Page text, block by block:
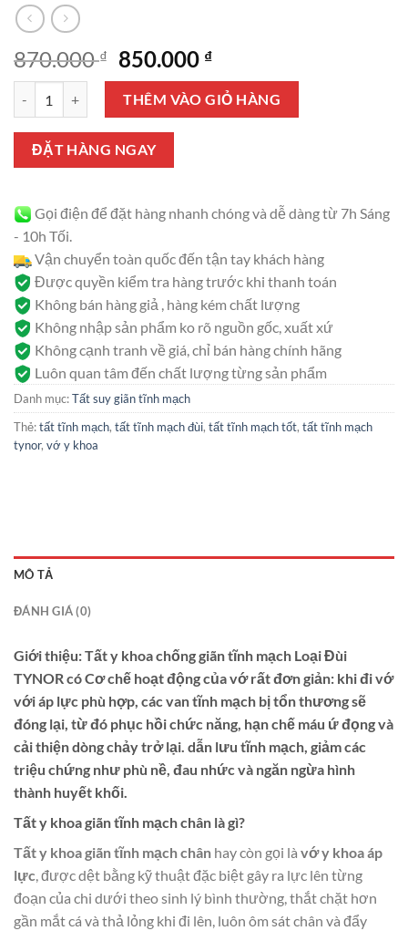
870.000₫
Giá
gốc
là:
870.000 ₫.
850.000 ₫Giá
hiện
tại
là:
Tất tĩnh mạch Tynor ( loại đùi) số lượng
THÊM VÀO GIỎ HÀNG
ĐẶT HÀNG NGAY
Gọi điện để đặt hàng nhanh chóng và dễ dàng từ 7h Sáng
- 10h Tối.
Vận chuyển toàn quốc đến tận tay khách hàng
Được quyền kiểm tra hàng trước khi thanh toán
Không bán hàng giả , hàng kém chất lượng
Không nhập sản phẩm ko rõ nguồn gốc, xuất xứ
Không cạnh tranh về giá, chỉ bán hàng chính hãng
Luôn quan tâm đến chất lượng từng sản phẩm
Danh mục:Tất suy giãn tĩnh mạch
Thẻ:tất tĩnh mạch, tất tĩnh mạch đùi, tất tĩnh mạch tốt, tất tĩnh mạch
tynor, vớ y khoa
MÔ TẢ
ĐÁNH GIÁ (0)
Giới thiệu: Tất y khoa chống giãn tĩnh mạch Loại Đùi
TYNORcó Cơ chế hoạt động của vớ rất đơn giản: khi đi vớ
với áp lực phù hợp, các van tĩnh mạch bị tổn thương sẽ
đóng lại, từ đó phục hồi chức năng, hạn chế máu ứ đọng và
cải thiện dòng chảy trở lại. dẫn lưu tĩnh mạch, giảm các
triệu chứng như phù nề, đau nhức và ngăn ngừa hình
thành huyết khối.
Tất y khoa giãn tĩnh mạch chân là gì?
Tất y khoa giãn tĩnh mạch chân hay còn gọi là vớ y khoa áp
lực, được dệt bằng kỹ thuật đặc biệt gây ra lực lên từng
đoạn của chi dưới theo sinh lý bình thường, thắt chặt hơn
gần mắt cá và thả lỏng khi đi lên, luôn ôm sát chân và đẩy